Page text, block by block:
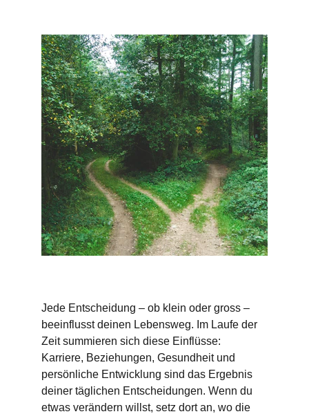
Jede Entscheidung – ob klein oder gross –
beeinflusst deinen Lebensweg. Im Laufe der
Zeit summieren sich diese Einflüsse:
Karriere, Beziehungen, Gesundheit und
persönliche Entwicklung sind das Ergebnis
deiner täglichen Entscheidungen. Wenn du
etwas verändern willst, setz dort an, wo die